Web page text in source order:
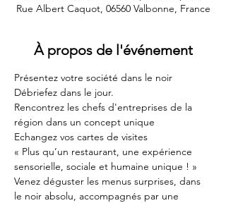
Rue Albert Caquot, 06560 Valbonne, France
À propos de l'événement
Présentez votre société dans le noir
Débriefez dans le jour.
Rencontrez les chefs d'entreprises de la
région dans un concept unique
Echangez vos cartes de visites
« Plus qu’un restaurant, une expérience
sensorielle, sociale et humaine unique ! »
Venez déguster les menus surprises, dans
le noir absolu, accompagnés par une